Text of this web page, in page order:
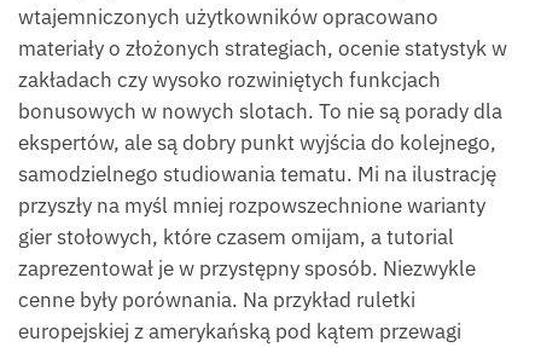
wtajemniczonych użytkowników opracowano
materiały o złożonych strategiach, ocenie statystyk w
zakładach czy wysoko rozwiniętych funkcjach
bonusowych w nowych slotach. To nie są porady dla
ekspertów, ale są dobry punkt wyjścia do kolejnego,
samodzielnego studiowania tematu. Mi na ilustrację
przyszły na myśl mniej rozpowszechnione warianty
gier stołowych, które czasem omijam, a tutorial
zaprezentował je w przystępny sposób. Niezwykle
cenne były porównania. Na przykład ruletki
europejskiej z amerykańską pod kątem przewagi